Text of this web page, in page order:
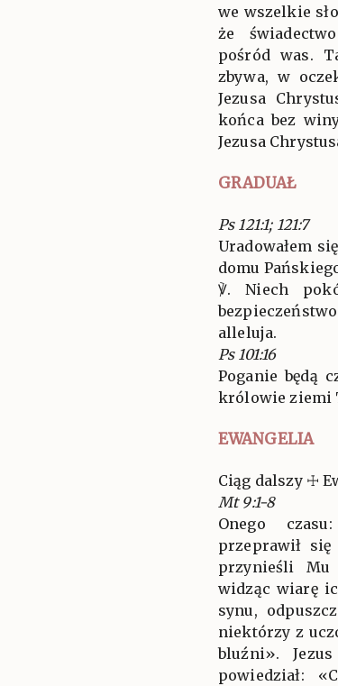
we wszelkie
że
pośród was.
zbywa, w
Jezusa
końca bez
Jezusa
GRADUAŁ
Ps 121:1; 121:7
Uradowałem
domu
℣. Niech
alleluja.
Ps 101:16
Poganie będą
królowie ziemi
EWANGELIA
Ciąg dalszy ☩
Mt 9:1-8
Onego
przeprawił
przynieśli Mu
widząc wiarę
synu,
niektórzy z
bluźni».
powiedział: